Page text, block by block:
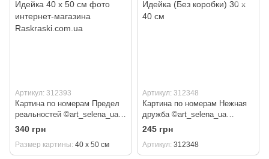
Артикул: 312393
Картина по номерам Предел
реальностей ©art_selena_ua
(KH5229) Идейка 40 х 50 см
340 грн
Размер картины 40 х 50 см
Артикул: 312348
Картина по номерам Нежная
дружба ©art_selena_ua
(KHO8685) Идейка (Без
коробки) 30 х 40 см
245 грн
Артикул 312348